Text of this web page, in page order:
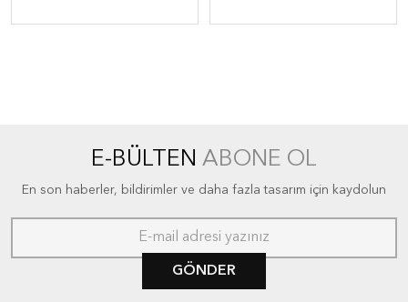
E-BÜLTEN ABONE OL
En son haberler, bildirimler ve daha fazla tasarım için kaydolun
GÖNDER